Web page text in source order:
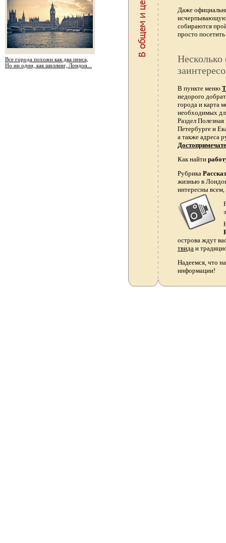
Все города похожи как два пенса,
Но ни один, как шиллинг, Лондон...
Даже
исчерпывающую
собираются
просто
Несколько
В пункте меню
недорого
города и карта
необходимых
Раздел
Петербурге и
а также адреса
Как найти
Рубрика
жизнью в
интересны
острова ждут
твида и
Надеемся, что
информации!